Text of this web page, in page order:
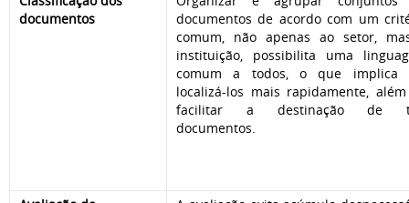
documentos
documentos de acordo com um
comum, não apenas ao setor,
instituição, possibilita uma
comum a todos, o que implica
localizá-los mais rapidamente,
facilitar a destinação de
documentos.